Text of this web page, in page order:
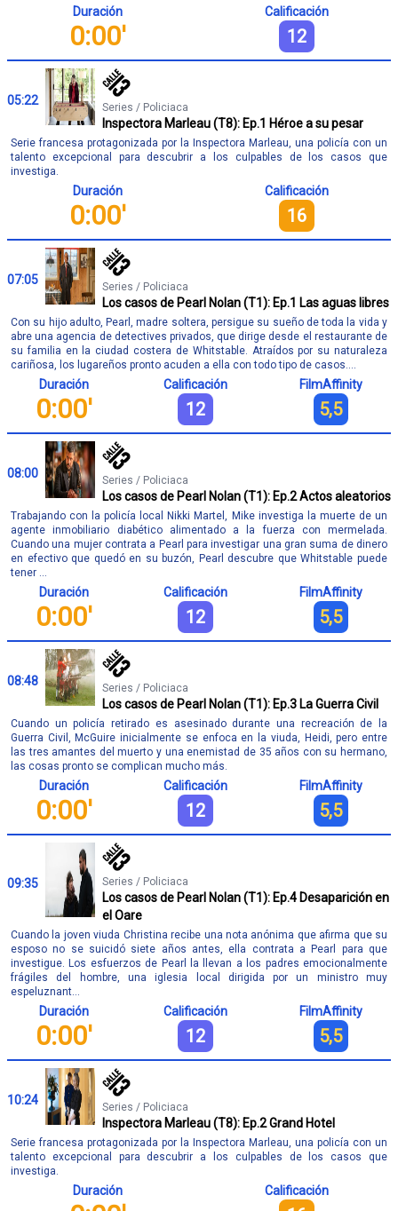
Duración
0:00'
Calificación
12
05:22 Series / Policiaca
Inspectora Marleau (T8): Ep.1 Héroe a su pesar
Serie francesa protagonizada por la Inspectora Marleau, una policía con un
talento excepcional para descubrir a los culpables de los casos que
investiga.
Duración
0:00'
Calificación
16
07:05 Series / Policiaca
Los casos de Pearl Nolan (T1): Ep.1 Las aguas libres
Con su hijo adulto, Pearl, madre soltera, persigue su sueño de toda la vida y
abre una agencia de detectives privados, que dirige desde el restaurante de
su familia en la ciudad costera de Whitstable. Atraídos por su naturaleza
cariñosa, los lugareños pronto acuden a ella con todo tipo de casos....
Duración
0:00'
Calificación
12
FilmAffinity
5,5
08:00 Series / Policiaca
Los casos de Pearl Nolan (T1): Ep.2 Actos aleatorios
Trabajando con la policía local Nikki Martel, Mike investiga la muerte de un
agente inmobiliario diabético alimentado a la fuerza con mermelada.
Cuando una mujer contrata a Pearl para investigar una gran suma de dinero
en efectivo que quedó en su buzón, Pearl descubre que Whitstable puede
tener ...
Duración
0:00'
Calificación
12
FilmAffinity
5,5
08:48 Series / Policiaca
Los casos de Pearl Nolan (T1): Ep.3 La Guerra Civil
Cuando un policía retirado es asesinado durante una recreación de la
Guerra Civil, McGuire inicialmente se enfoca en la viuda, Heidi, pero entre
las tres amantes del muerto y una enemistad de 35 años con su hermano,
las cosas pronto se complican mucho más.
Duración
0:00'
Calificación
12
FilmAffinity
5,5
09:35 Series / Policiaca
Los casos de Pearl Nolan (T1): Ep.4 Desaparición en
el Oare
Cuando la joven viuda Christina recibe una nota anónima que afirma que su
esposo no se suicidó siete años antes, ella contrata a Pearl para que
investigue. Los esfuerzos de Pearl la llevan a los padres emocionalmente
frágiles del hombre, una iglesia local dirigida por un ministro muy
espeluznant...
Duración
0:00'
Calificación
12
FilmAffinity
5,5
10:24 Series / Policiaca
Inspectora Marleau (T8): Ep.2 Grand Hotel
Serie francesa protagonizada por la Inspectora Marleau, una policía con un
talento excepcional para descubrir a los culpables de los casos que
investiga.
Duración Calificación